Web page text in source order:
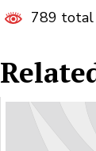
789 total